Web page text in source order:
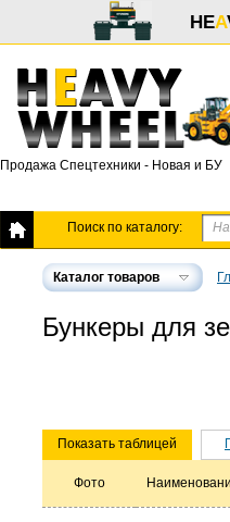
HEA
Продажа Спецтехники - Новая и БУ
Поиск по каталогу:
Каталог товаров
Бункеры для
Показать таблицей
Фото